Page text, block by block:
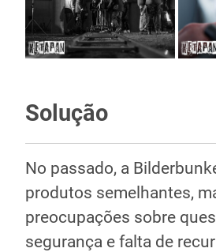
Solução
No passado, a
produtos semelhantes,
preocupações sobre
segurança e falta de